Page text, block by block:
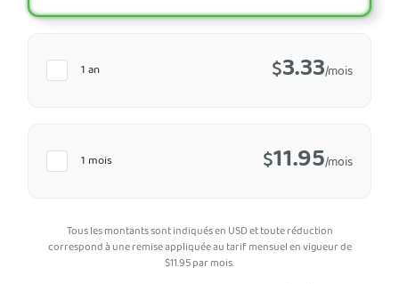
1 mois $11.95/mois
1 an $3.33/mois
Tous les montants sont indiqués en USD et toute réduction
correspond à une remise appliquée au tarif mensuel en vigueur de
$11.95par mois.